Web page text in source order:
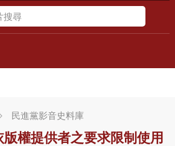
民進黨影音史料庫
權提供者之要求限制使用